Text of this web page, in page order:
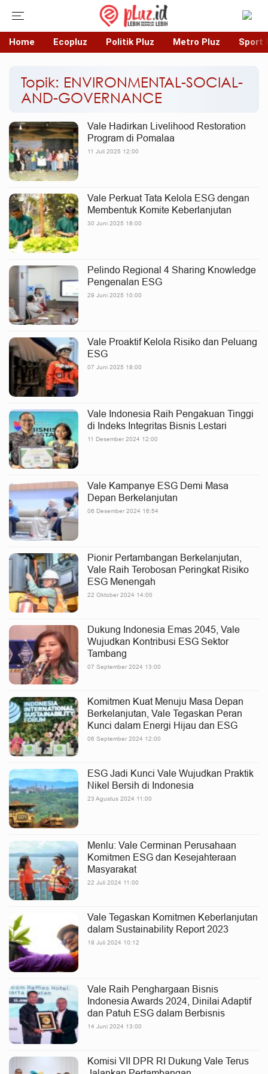
Home Ecopluz Politik Pluz Metro Pluz Sport
Topik: ENVIRONMENTAL-SOCIAL-
AND-GOVERNANCE
Vale Hadirkan Livelihood Restoration
Program di Pomalaa
11 Juli 2025 12:00
Vale Perkuat Tata Kelola ESG dengan
Membentuk Komite Keberlanjutan
30 Juni 2025 18:00
Pelindo Regional 4 Sharing Knowledge
Pengenalan ESG
29 Juni 2025 10:00
Vale Proaktif Kelola Risiko dan Peluang
ESG
07 Juni 2025 18:00
Vale Indonesia Raih Pengakuan Tinggi
di Indeks Integritas Bisnis Lestari
11 Desember 2024 12:00
Vale Kampanye ESG Demi Masa
Depan Berkelanjutan
06 Desember 2024 16:54
Pionir Pertambangan Berkelanjutan,
Vale Raih Terobosan Peringkat Risiko
ESG Menengah
22 Oktober 2024 14:00
Dukung Indonesia Emas 2045, Vale
Wujudkan Kontribusi ESG Sektor
Tambang
07 September 2024 13:00
Komitmen Kuat Menuju Masa Depan
Berkelanjutan, Vale Tegaskan Peran
Kunci dalam Energi Hijau dan ESG
06 September 2024 12:00
ESG Jadi Kunci Vale Wujudkan Praktik
Nikel Bersih di Indonesia
23 Agustus 2024 11:00
Menlu: Vale Cerminan Perusahaan
Komitmen ESG dan Kesejahteraan
Masyarakat
22 Juli 2024 11:00
Vale Tegaskan Komitmen Keberlanjutan
dalam Sustainability Report 2023
19 Juli 2024 10:12
Vale Raih Penghargaan Bisnis
Indonesia Awards 2024, Dinilai Adaptif
dan Patuh ESG dalam Berbisnis
14 Juni 2024 13:00
Komisi VII DPR RI Dukung Vale Terus